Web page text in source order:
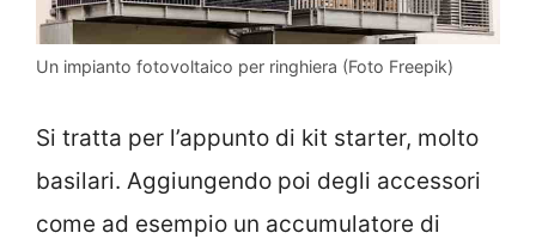
Un impianto fotovoltaico per ringhiera (Foto Freepik)
Si tratta per l’appunto di kit starter, molto
basilari. Aggiungendo poi degli accessori
come ad esempio un accumulatore di